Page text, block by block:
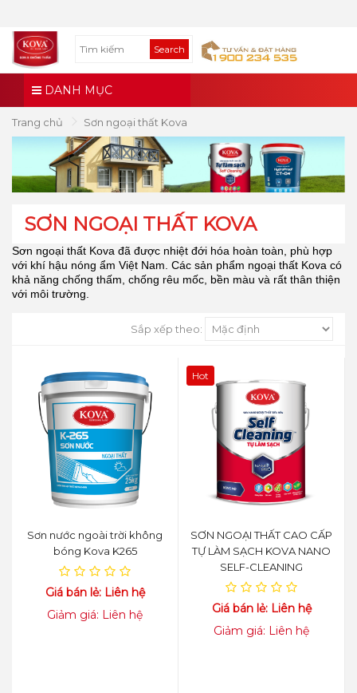
Search
DANH MỤC
Trang chủ Sơn ngoại thất Kova
SƠN NGOẠI THẤT KOVA
Sơn ngoại thất Kova đã được nhiệt đới hóa hoàn toàn, phù hợp
với khí hậu nóng ẩm Việt Nam. Các sản phẩm ngoại thất Kova có
khả năng chống thấm, chống rêu mốc, bền màu và rất thân thiện
với môi trường.
Sắp xếp theo:
Sơn nước ngoài trời không
bóng Kova K265
Giá bán lẻ: Liên hệ
Giảm giá: Liên hệ
Hot
SƠN NGOẠI THẤT CAO CẤP
TỰ LÀM SẠCH KOVA NANO
SELF-CLEANING
Giá bán lẻ: Liên hệ
Giảm giá: Liên hệ